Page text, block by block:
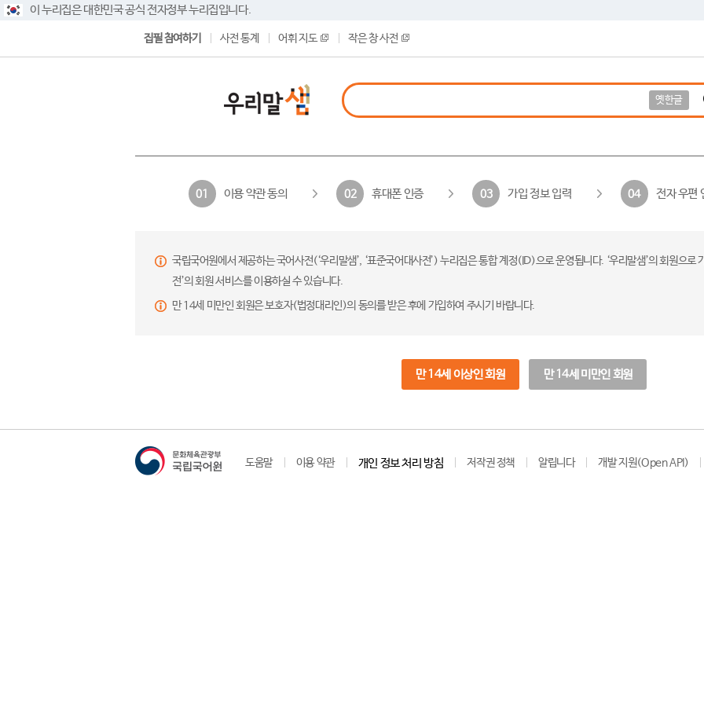
이 누리집은 대한민국 공식 전자정부 누리집입니다.
집필 참여하기 사전 통계 어휘 지도 작은 창 사전
옛한글
01 이용 약관 동의 02 휴대폰 인증 03 가입 정보 입력 04 전자 우편
국립국어원에서 제공하는 국어사전(‘우리말샘’, ‘표준국어대사전’) 누리집은 통합 계정(ID)으로 운영됩니다. ‘우리말샘’의 회원으
전’의 회원 서비스를 이용하실 수 있습니다.
만 14세 미만인 회원은 보호자(법정대리인)의 동의를 받은 후에 가입하여 주시기 바랍니다.
만 14세 이상인 회원 만 14세 미만인 회원
도움말 이용 약관 개인 정보 처리 방침 저작권 정책 알립니다 개발 지원(Open API)